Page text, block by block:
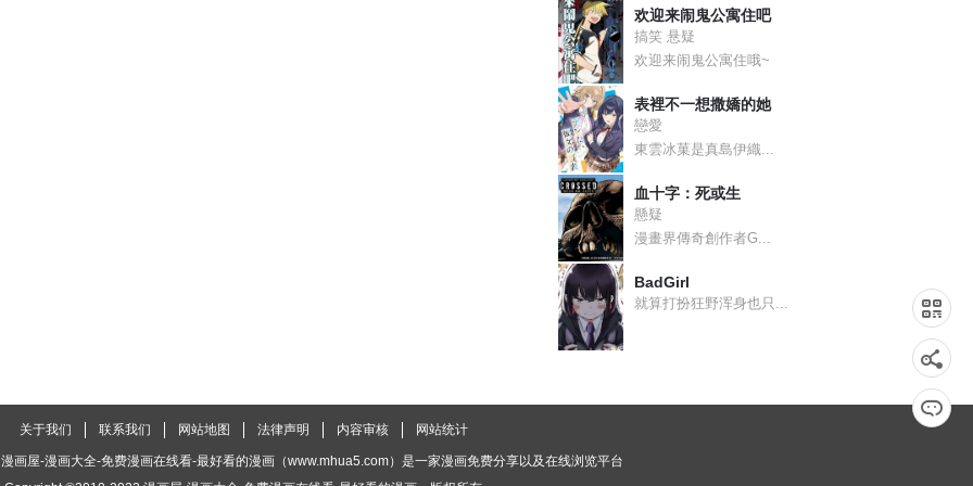
欢迎来闹鬼公寓住吧
搞笑 悬疑
欢迎来闹鬼公寓住哦~
表裡不一想撒嬌的她
戀愛
東雲冰菓是真島伊織...
血十字：死或生
懸疑
漫畫界傳奇創作者G...
BadGirl
就算打扮狂野浑身也只...
关于我们 联系我们 网站地图 法律声明 内容审核 网站统计
漫画屋-漫画大全-免费漫画在线看-最好看的漫画（www.mhua5.com）是一家漫画免费分享以及在线浏览平台